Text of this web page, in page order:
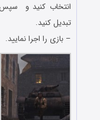
تبدیل کنید.
– بازی را اجرا نمایید.